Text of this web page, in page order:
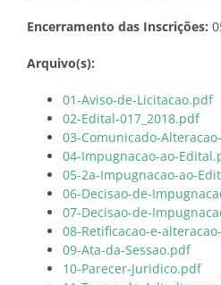
Encerramento das Inscrições:
Arquivo(s):
01-Aviso-de-Licitacao.pdf
02-Edital-017_2018.pdf
03-Comunicado-
04-Impugnacao-ao-
05-2a-Impugnacao-ao-
06-Decisao-de-
07-Decisao-de-
08-Retificacao-e-
09-Ata-da-Sessao.pdf
10-Parecer-Juridico.pdf